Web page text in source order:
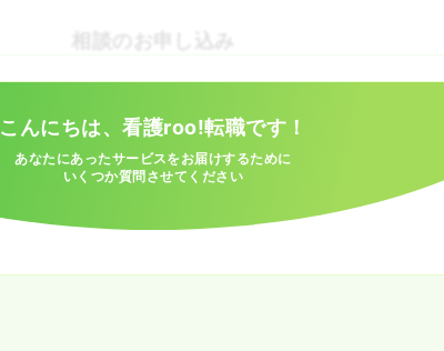
相談のお申し込み
こんにちは、看護roo!転職です！
あなたにあったサービスをお届けするために
いくつか質問させてください